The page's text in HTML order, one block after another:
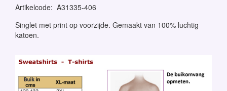
Artikelcode: A31335-406
Singlet met print op voorzijde. Gemaakt van 100% luchtig
katoen.